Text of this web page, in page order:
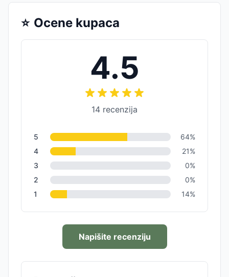
⭐ Ocene kupaca
4.5
14 recenzija
5 64%
4
21%
3
0%
2
0%
1
14%
Napišite recenziju